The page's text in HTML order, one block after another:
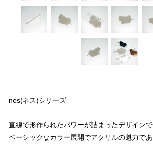
nes(ネス)シリーズ
直線で形作られたパワーが詰まったデザインで
ベーシックなカラー展開でアクリルの魅力で